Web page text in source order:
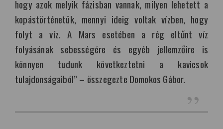
hogy azok melyik fázisban vannak, milyen lehetett a
kopástörténetük, mennyi ideig voltak vízben, hogy
folyt a víz. A Mars esetében a rég eltűnt víz
folyásának sebességére és egyéb jellemzőire is
könnyen tudunk következtetni a kavicsok
tulajdonságaiból” – összegezte Domokos Gábor.